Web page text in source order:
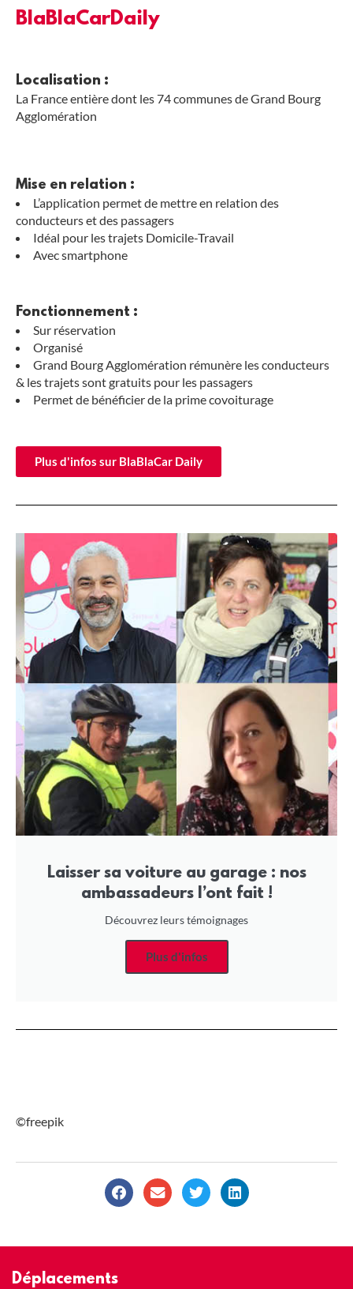
BlaBlaCarDaily
Localisation :
La France entière dont les 74 communes de Grand Bourg
Agglomération
Mise en relation :
L’application permet de mettre en relation des
conducteurs et des passagers
Idéal pour les trajets Domicile-Travail
Avec smartphone
Fonctionnement :
Sur réservation
Organisé
Grand Bourg Agglomération rémunère les conducteurs
& les trajets sont gratuits pour les passagers
Permet de bénéficier de la prime covoiturage
Plus d'infos sur BlaBlaCar Daily
Laisser sa voiture au garage : nos
ambassadeurs l’ont fait !
Découvrez leurs témoignages
Plus d'infos
©freepik
Déplacements